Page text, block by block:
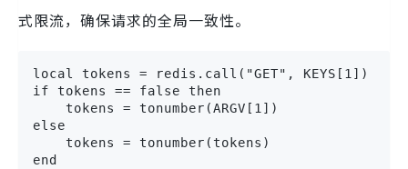
式限流，确保请求的全局一致性。
local tokens = redis.call("GET", KEYS[1])
if tokens == false then
    tokens = tonumber(ARGV[1])
else
    tokens = tonumber(tokens)
end